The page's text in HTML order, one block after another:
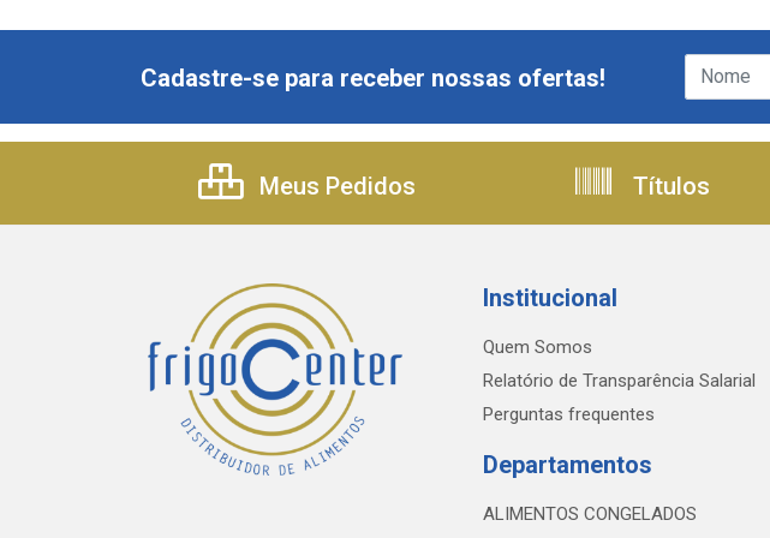
Cadastre-se para receber nossas ofertas!
Meus Pedidos Títulos
Institucional
Quem Somos
Relatório de Transparência Salarial
Perguntas frequentes
Departamentos
ALIMENTOS CONGELADOS